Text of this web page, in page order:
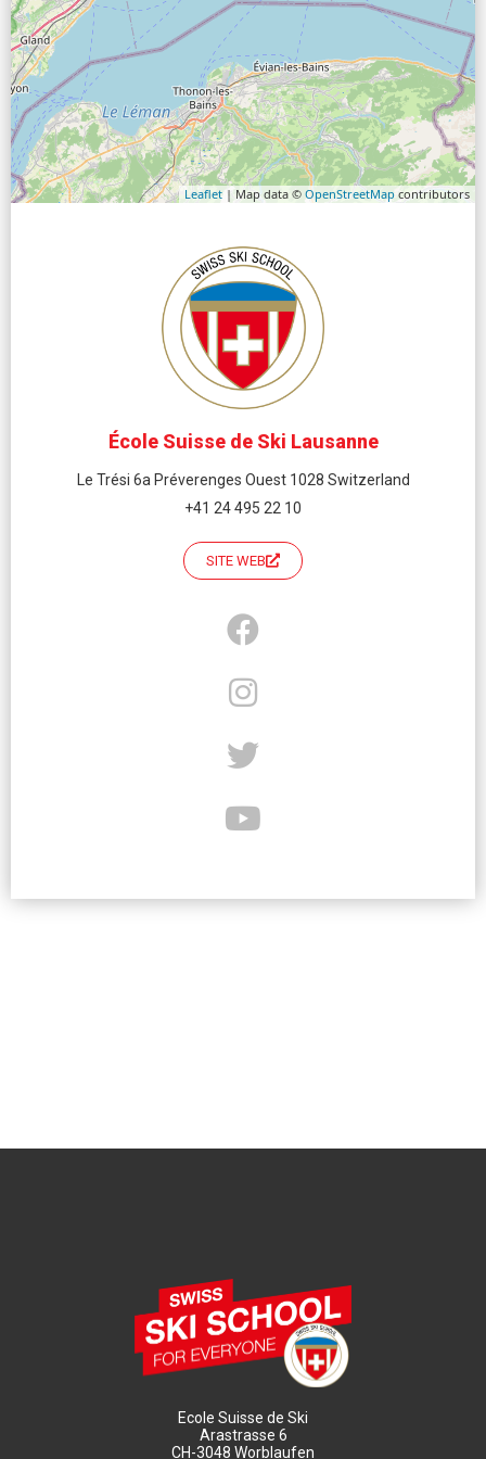
Leaflet | Map data © OpenStreetMap contributors
École Suisse de Ski Lausanne
Le Trési 6a Préverenges Ouest 1028 Switzerland
+41 24 495 22 10
SITE WEB
Ecole Suisse de Ski
Arastrasse 6
CH-3048 Worblaufen